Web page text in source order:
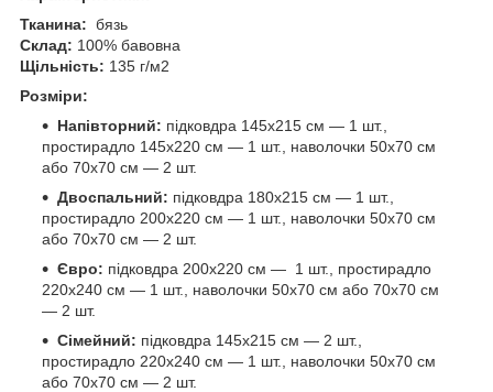
Тканина: бязь
Склад: 100% бавовна
Щільність: 135 г/м2
Розміри:
Напівторний: підковдра 145х215 см — 1 шт.,
простирадло 145х220 см — 1 шт., наволочки 50х70 см
або 70х70 см — 2 шт.
Двоспальний: підковдра 180х215 см — 1 шт.,
простирадло 200х220 см — 1 шт., наволочки 50х70 см
або 70х70 см — 2 шт.
Євро: підковдра 200х220 см — 1 шт., простирадло
220х240 см — 1 шт., наволочки 50х70 см або 70х70 см
— 2 шт.
Сімейний: підковдра 145х215 см — 2 шт.,
простирадло 220х240 см — 1 шт., наволочки 50х70 см
або 70х70 см — 2 шт.